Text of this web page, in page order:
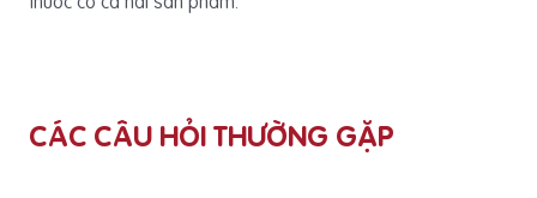
CÁC CÂU HỎI THƯỜNG GẶP